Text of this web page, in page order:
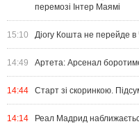
перемозі Інтер Маямі
15:10 Діогу Кошта не перейде в
14:49 Артета: Арсенал
14:44 Старт зі скоринкою.
14:14
Реал Мадрид